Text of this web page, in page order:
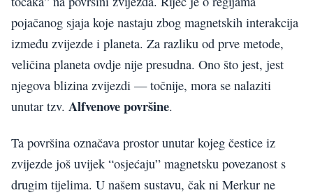
pojačanog sjaja koje nastaju zbog magnetskih interakcija
između zvijezde i planeta. Za razliku od prve metode,
veličina planeta ovdje nije presudna. Ono što jest, jest
njegova blizina zvijezdi — točnije, mora se nalaziti
unutar tzv. Alfvenove površine.
Ta površina označava prostor unutar kojeg čestice iz
zvijezde još uvijek “osjećaju” magnetsku povezanost s
drugim tijelima. U našem sustavu, čak ni Merkur ne